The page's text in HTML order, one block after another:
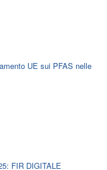
UE sui PFAS nelle
FIR DIGITALE